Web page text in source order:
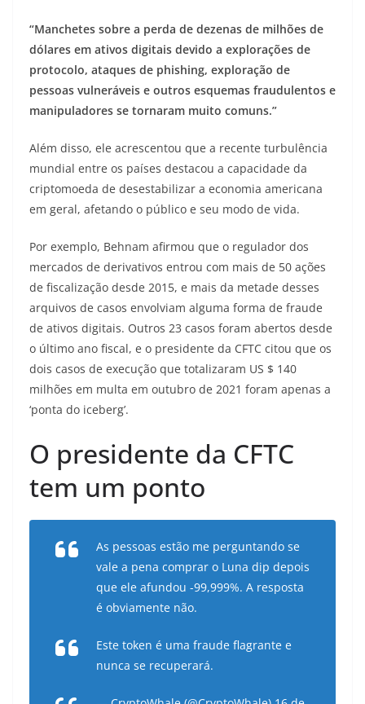
“Manchetes sobre a perda de dezenas de milhões de
dólares em ativos digitais devido a explorações de
protocolo, ataques de phishing, exploração de
pessoas vulneráveis ​​e outros esquemas fraudulentos e
manipuladores se tornaram muito comuns.”
Além disso, ele acrescentou que a recente turbulência
mundial entre os países destacou a capacidade da
criptomoeda de desestabilizar a economia americana
em geral, afetando o público e seu modo de vida.
Por exemplo, Behnam afirmou que o regulador dos
mercados de derivativos entrou com mais de 50 ações
de fiscalização desde 2015, e mais da metade desses
arquivos de casos envolviam alguma forma de fraude
de ativos digitais. Outros 23 casos foram abertos desde
o último ano fiscal, e o presidente da CFTC citou que os
dois casos de execução que totalizaram US $ 140
milhões em multa em outubro de 2021 foram apenas a
‘ponta do iceberg’.
O presidente da CFTC
tem um ponto
As pessoas estão me perguntando se
vale a pena comprar o Luna dip depois
que ele afundou -99,999%. A resposta
é obviamente não.
Este token é uma fraude flagrante e
nunca se recuperará.